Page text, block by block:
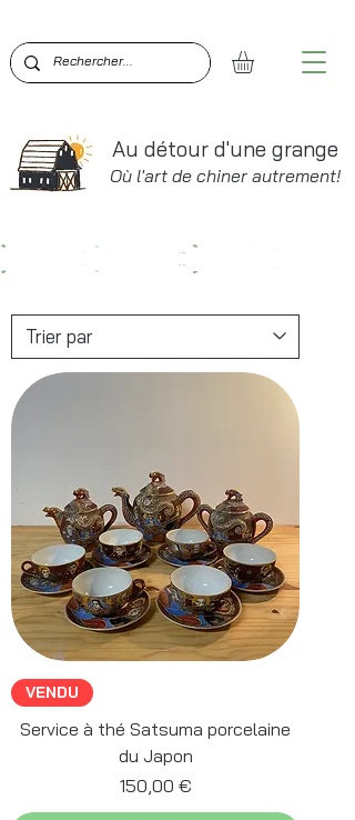
Au détour d'une grange
Où l'art de chiner autrement!
VAISSELLE
VENDU
Service à thé Satsuma porcelaine
du Japon
Prix
150,00 €